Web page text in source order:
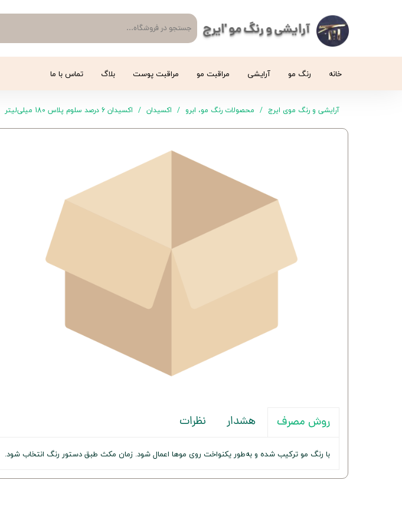
آرایشی و رنگ مو 'ایرج
خانه رنگ مو آرایشی مراقبت مو مراقبت پوست بلاگ تماس با ما
آرایشی و رنگ موی ایرج محصولات رنگ مو، ابرو اکسیدان اکسیدان 6 درصد سلوم پلاس 180 میلی‌لیتر
روش مصرف هشدار نظرات
با رنگ مو ترکیب شده و به‌طور یکنواخت روی موها اعمال شود. زمان مکث طبق دستور رنگ انتخاب شود.